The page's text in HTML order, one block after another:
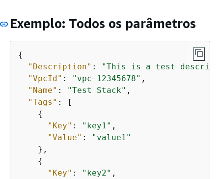
Exemplo: Todos os parâmetros
{
"Description" :
"This is a test
"VpcId" : "vpc-12345678" ,
"Name" : "Test Stack" ,
"Tags" : [
{
"Key" : "key1" ,
"Value" :
"value1"
    },
{
"Key" : "key2" ,